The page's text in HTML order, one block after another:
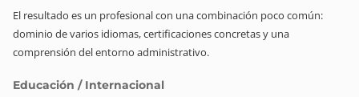
El resultado es un profesional con una combinación poco común:
dominio de varios idiomas, certificaciones concretas y una
comprensión del entorno administrativo.
Educación / Internacional